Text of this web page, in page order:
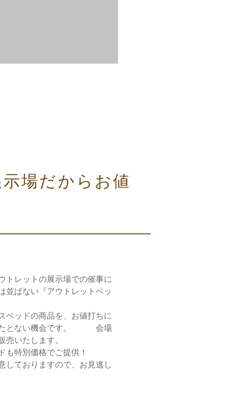
場だからお値
トレットの展示場での催事に
並ばない『アウトレットベッ
ベッドの商品を、お値打ちに
たとない機会です。 会場
売いたします。
も特別価格でご提供！
しておりますので、お見逃し